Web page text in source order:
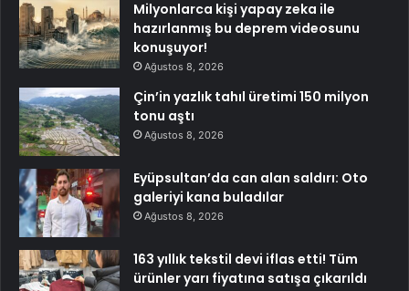
Milyonlarca kişi yapay zeka ile
hazırlanmış bu deprem videosunu
konuşuyor!
Ağustos 8, 2026
Çin’in yazlık tahıl üretimi 150 milyon
tonu aştı
Ağustos 8, 2026
Eyüpsultan’da can alan saldırı: Oto
galeriyi kana buladılar
Ağustos 8, 2026
163 yıllık tekstil devi iflas etti! Tüm
ürünler yarı fiyatına satışa çıkarıldı